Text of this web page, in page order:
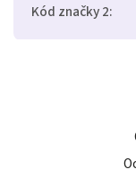
Kód značky 2: